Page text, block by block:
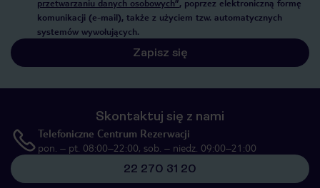
przetwarzaniu danych osobowych”, poprzez elektroniczną formę
komunikacji (e-mail), także z użyciem tzw. automatycznych
systemów wywołujących.
Zapisz się
Skontaktuj się z nami
Telefoniczne Centrum Rezerwacji
pon. – pt. 08:00–22:00, sob. – niedz. 09:00–21:00
22 270 31 20